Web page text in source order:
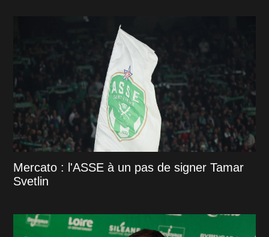
Mercato : l'ASSE à un pas de signer Tamar
Svetlin